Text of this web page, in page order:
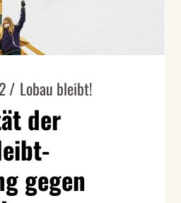
Lobau bleibt!
der
gegen